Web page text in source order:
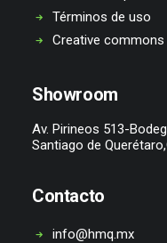
Términos de uso
Creative commons
Showroom
Av. Pirineos 513-
Santiago de
Contacto
info@hmq.mx